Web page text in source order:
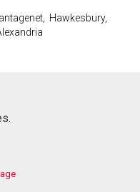
Hawkesbury,